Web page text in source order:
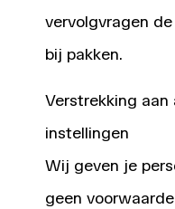
vervolgvragen
bij pakken.
Verstrekking
instellingen
Wij geven je
geen